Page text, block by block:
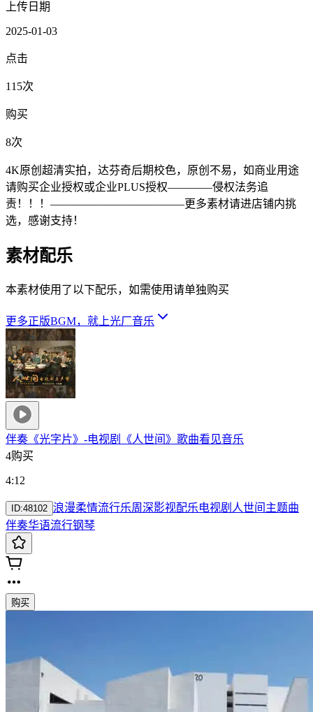
上传日期
2025-01-03
点击
115次
购买
8次
4K原创超清实拍，达芬奇后期校色，原创不易，如商业用途
请购买企业授权或企业PLUS授权————侵权法务追
责！！！————————————更多素材请进店铺内挑
选，感谢支持！
素材配乐
本素材使用了以下配乐，如需使用请单独购买
更多正版BGM，就上光厂音乐
伴奏《光字片》-电视剧《人世间》歌曲看见音乐
4购买
4:12
ID:48102 浪漫柔情流行乐周深影视配乐电视剧 人世间 主题曲
伴奏华语流行钢琴
购买